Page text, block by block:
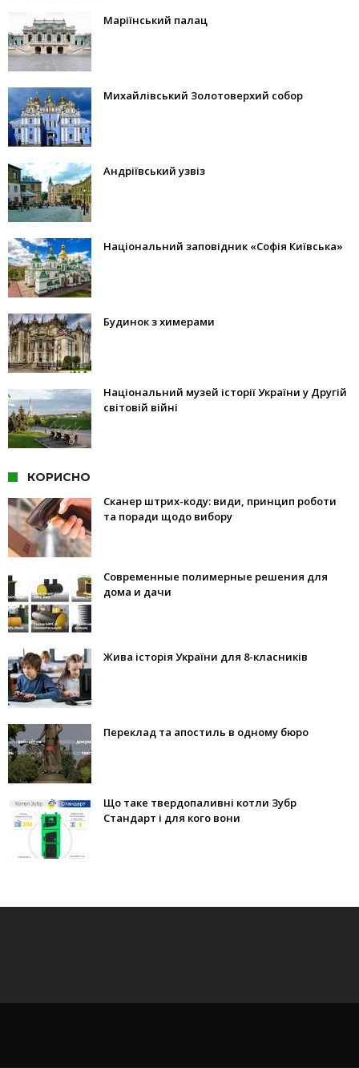
Маріїнський палац
Михайлівський Золотоверхий собор
Андріївський узвіз
Національний заповідник «Софія Київська»
Будинок з химерами
Національний музей історії України у Другій
світовій війні
КОРИСНО
Сканер штрих-коду: види, принцип роботи
та поради щодо вибору
Современные полимерные решения для
дома и дачи
Жива історія України для 8-класників
Переклад та апостиль в одному бюро
Що таке твердопаливні котли Зубр
Стандарт і для кого вони